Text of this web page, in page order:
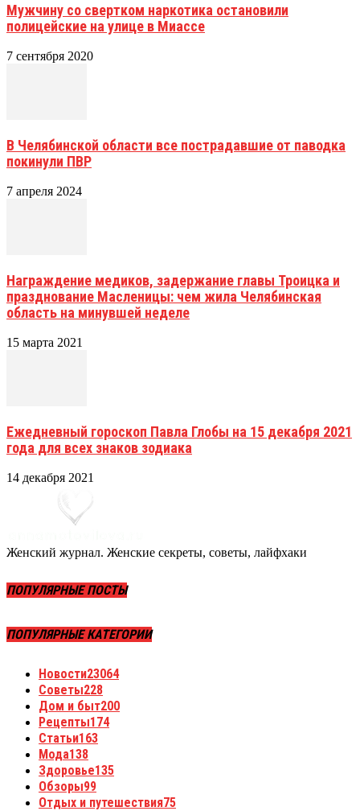
Мужчину со свертком наркотика остановили
полицейские на улице в Миассе
7 сентября 2020
В Челябинской области все пострадавшие от паводка
покинули ПВР
7 апреля 2024
Награждение медиков, задержание главы Троицка и
празднование Масленицы: чем жила Челябинская
область на минувшей неделе
15 марта 2021
Ежедневный гороскоп Павла Глобы на 15 декабря 2021
года для всех знаков зодиака
14 декабря 2021
Женский журнал. Женские секреты, советы, лайфхаки
ПОПУЛЯРНЫЕ ПОСТЫ
ПОПУЛЯРНЫЕ КАТЕГОРИИ
Новости23064
Советы228
Дом и быт200
Рецепты174
Статьи163
Мода138
Здоровье135
Обзоры99
Отдых и путешествия75